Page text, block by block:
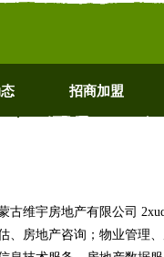
招商加盟
古维宇房地产有限公司
、房地产咨询；物业管理